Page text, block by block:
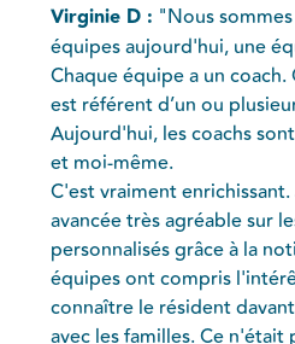
Virginie D : "Nous
équipes aujourd'hui, une
Chaque équipe a un
est référent d’un ou
Aujourd'hui, les coachs
et moi-même.
C'est vraiment
avancée très agréable sur
personnalisés grâce à la
équipes ont compris
connaître le résident
avec les familles. Ce